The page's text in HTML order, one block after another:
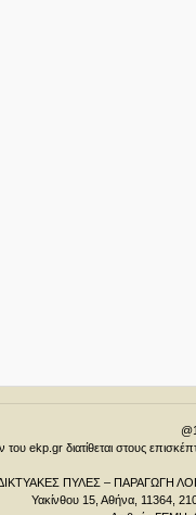
ekp.gr διατίθεται στους
ΠΥΛΕΣ – ΠΑΡΑΓΩΓΗ
Υακίνθου 15, Αθήνα, 11364,